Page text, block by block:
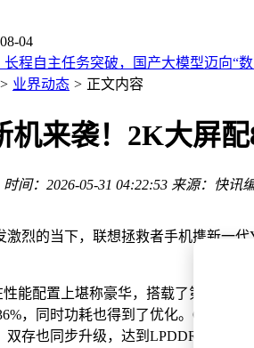
04
漏洞激增审核难，安全更新节奏生变
三度斩获“明日之星”，AI领域展锋芒！
长程自主任务突破，国产大模型迈向“
标准规范 助力AI存储市场生态构建
活3.82亿领跑AI原生APP，跻身全网
色“流萤追光”亮相：夜光后盖创意足
专注正交减速器，为人形机器人等产业
存 全面收官海外业务转战国内性能赛道
：漏洞激增审核难，安全更新节奏生变
> 业界动态 > 正文内容
机来袭！2K大屏
时间：2026-05-31 04:22:53 来源：快讯
激烈的当下，联想拯救者手机携新一
能配置上堪称豪华，搭载了第五代
，同时功耗也得到了优化。GPU采
存也同步升级，达到LPDDR5X、